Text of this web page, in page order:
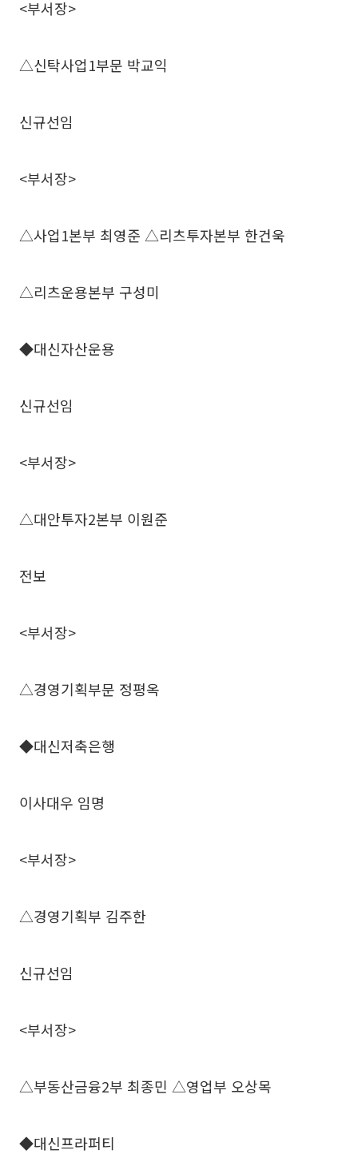
<부서장>
△신탁사업1부문 박교익
신규선임
<부서장>
△사업1본부 최영준 △리츠투자본부 한건욱
△리츠운용본부 구성미
◆대신자산운용
신규선임
<부서장>
△대안투자2본부 이원준
전보
<부서장>
△경영기획부문 정평옥
◆대신저축은행
이사대우 임명
<부서장>
△경영기획부 김주한
신규선임
<부서장>
△부동산금융2부 최종민 △영업부 오상목
◆대신프라퍼티